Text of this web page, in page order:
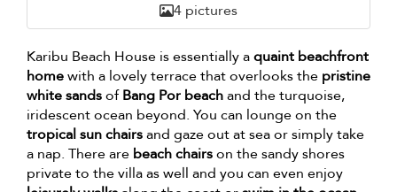
4 pictures
Karibu Beach House is essentially aquaint beachfront
homewith a lovely terrace that overlooks the pristine
white sandsofBang Por beachand the turquoise,
iridescent ocean beyond. You can lounge on the
tropical sun chairsand gaze out at sea or simply take
a nap. There are beach chairson the sandy shores
private to the villa as well and you can even enjoy